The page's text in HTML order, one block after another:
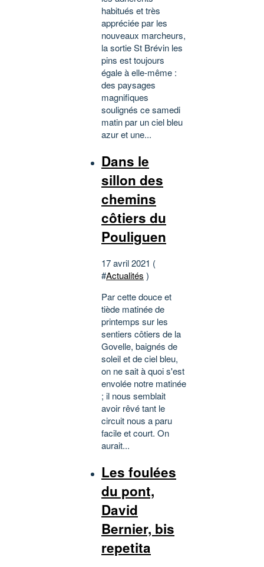
habitués et très
appréciée par les
nouveaux marcheurs,
la sortie St Brévin les
pins est toujours
égale à elle-même :
des paysages
magnifiques
soulignés ce samedi
matin par un ciel bleu
azur et une...
Dans le
sillon des
chemins
côtiers du
Pouliguen
17 avril 2021 (
#Actualités )
Par cette douce et
tiède matinée de
printemps sur les
sentiers côtiers de la
Govelle, baignés de
soleil et de ciel bleu,
on ne sait à quoi s'est
envolée notre matinée
; il nous semblait
avoir rêvé tant le
circuit nous a paru
facile et court. On
aurait...
Les foulées
du pont,
David
Bernier, bis
repetita